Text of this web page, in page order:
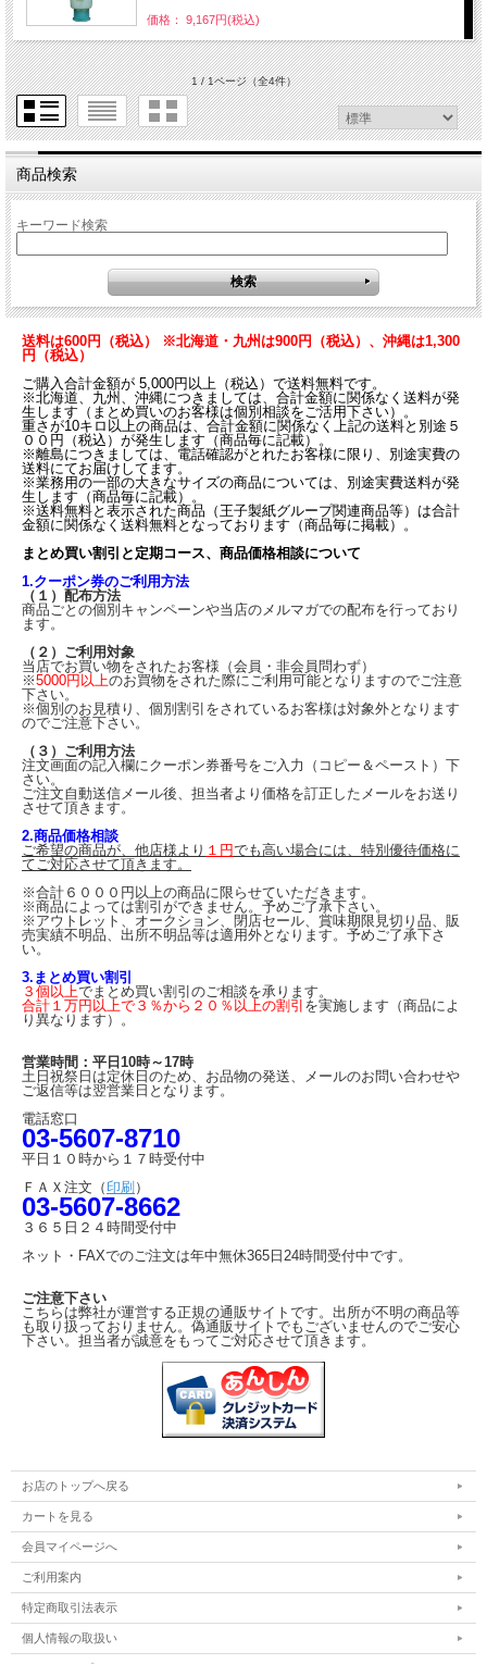
価格： 9,167円(税込)
1 / 1ページ（全4件）
商品検索
キーワード検索
送料は600円（税込） ※北海道・九州は900円（税込）、沖縄は1,300
円（税込）
ご購入合計金額が 5,000円以上（税込）で送料無料です。
※北海道、九州、沖縄につきましては、合計金額に関係なく送料が発
生します（まとめ買いのお客様は個別相談をご活用下さい）。
重さが10キロ以上の商品は、合計金額に関係なく上記の送料と別途５
００円（税込）が発生します（商品毎に記載）。
※離島につきましては、電話確認がとれたお客様に限り、別途実費の
送料にてお届けしてます。
※業務用の一部の大きなサイズの商品については、別途実費送料が発
生します（商品毎に記載）。
※送料無料と表示された商品（王子製紙グループ関連商品等）は合計
金額に関係なく送料無料となっております（商品毎に掲載）。
まとめ買い割引と定期コース、商品価格相談について
1.クーポン券のご利用方法
（１）配布方法
商品ごとの個別キャンペーンや当店のメルマガでの配布を行っており
ます。
（２）ご利用対象
当店でお買い物をされたお客様（会員・非会員問わず）
※5000円以上のお買物をされた際にご利用可能となりますのでご注意
下さい。
※個別のお見積り、個別割引をされているお客様は対象外となります
のでご注意下さい。
（３）ご利用方法
注文画面の記入欄にクーポン券番号をご入力（コピー＆ペースト）下
さい。
ご注文自動送信メール後、担当者より価格を訂正したメールをお送り
させて頂きます。
2.商品価格相談
ご希望の商品が、他店様より １円でも高い場合には、特別優待価格に
てご対応させて頂きます。
※合計６０００円以上の商品に限らせていただきます。
※商品によっては割引ができません。予めご了承下さい。
※アウトレット、オークション、閉店セール、賞味期限見切り品、販
売実績不明品、出所不明品等は適用外となります。予めご了承下さ
い。
3.まとめ買い割引
３個以上でまとめ買い割引のご相談を承ります。
合計１万円以上で３％から２０％以上の割引 を実施します（商品によ
り異なります）。
営業時間：平日10時～17時
土日祝祭日は定休日のため、お品物の発送、メールのお問い合わせや
ご返信等は翌営業日となります。
電話窓口
03-5607-8710
平日１０時から１７時受付中
ＦＡＸ注文（ 印刷 ）
03-5607-8662
３６５日２４時間受付中
ネット・FAXでのご注文は年中無休365日24時間受付中です。
ご注意下さい
こちらは弊社が運営する正規の通販サイトです。出所が不明の商品等
も取り扱っておりません。偽通販サイトでもございませんのでご安心
下さい。担当者が誠意をもってご対応させて頂きます。
お店のトップへ戻る
カートを見る
会員マイページへ
ご利用案内
特定商取引法表示
個人情報の取扱い